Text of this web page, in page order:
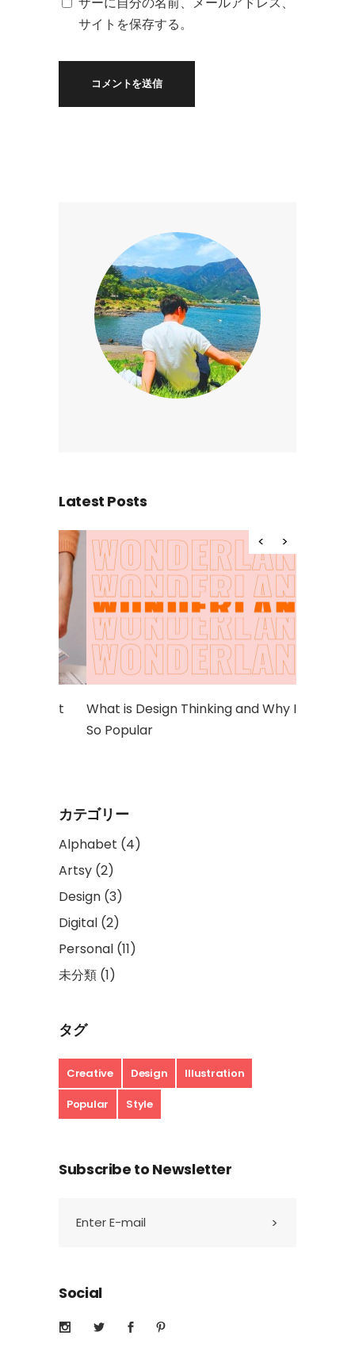
サイトを保存する。
Latest Posts
What is Design Thinking and Why Is It
So Popular
カテゴリー
Alphabet (4)
Artsy (2)
Design (3)
Digital (2)
Personal (11)
未分類 (1)
タグ
Creative Design Illustration
Popular Style
Subscribe to Newsletter
Social